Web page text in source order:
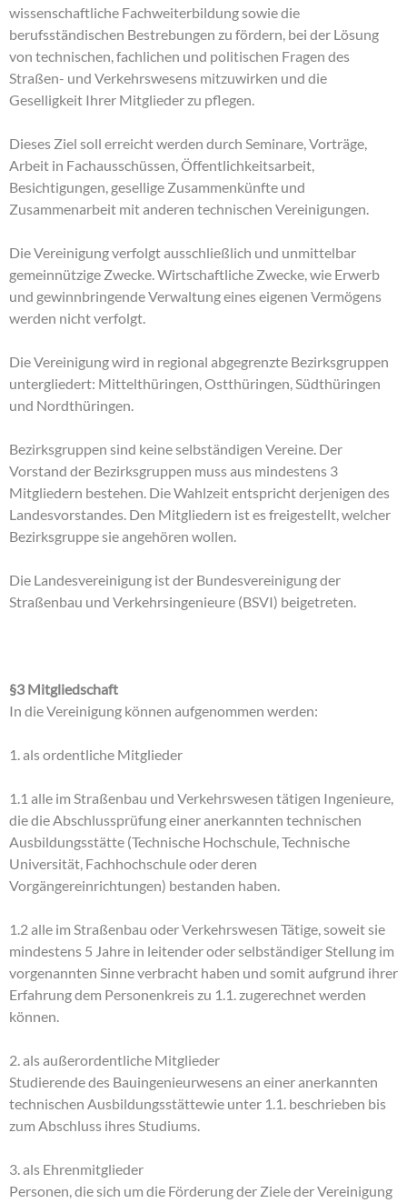
wissenschaftliche Fachweiterbildung sowie die
berufsständischen Bestrebungen zu fördern, bei der Lösung
von technischen, fachlichen und politischen Fragen des
Straßen- und Verkehrswesens mitzuwirken und die
Geselligkeit Ihrer Mitglieder zu pflegen.
Dieses Ziel soll erreicht werden durch Seminare, Vorträge,
Arbeit in Fachausschüssen, Öffentlichkeitsarbeit,
Besichtigungen, gesellige Zusammenkünfte und
Zusammenarbeit mit anderen technischen Vereinigungen.
Die Vereinigung verfolgt ausschließlich und unmittelbar
gemeinnützige Zwecke. Wirtschaftliche Zwecke, wie Erwerb
und gewinnbringende Verwaltung eines eigenen Vermögens
werden nicht verfolgt.
Die Vereinigung wird in regional abgegrenzte Bezirksgruppen
untergliedert: Mittelthüringen, Ostthüringen, Südthüringen
und Nordthüringen.
Bezirksgruppen sind keine selbständigen Vereine. Der
Vorstand der Bezirksgruppen muss aus mindestens 3
Mitgliedern bestehen. Die Wahlzeit entspricht derjenigen des
Landesvorstandes. Den Mitgliedern ist es freigestellt, welcher
Bezirksgruppe sie angehören wollen.
Die Landesvereinigung ist der Bundesvereinigung der
Straßenbau und Verkehrsingenieure (BSVI) beigetreten.
§3 Mitgliedschaft
In die Vereinigung können aufgenommen werden:
1. als ordentliche Mitglieder
1.1 alle im Straßenbau und Verkehrswesen tätigen Ingenieure,
die die Abschlussprüfung einer anerkannten technischen
Ausbildungsstätte (Technische Hochschule, Technische
Universität, Fachhochschule oder deren
Vorgängereinrichtungen) bestanden haben.
1.2 alle im Straßenbau oder Verkehrswesen Tätige, soweit sie
mindestens 5 Jahre in leitender oder selbständiger Stellung im
vorgenannten Sinne verbracht haben und somit aufgrund ihrer
Erfahrung dem Personenkreis zu 1.1. zugerechnet werden
können.
2. als außerordentliche Mitglieder
Studierende des Bauingenieurwesens an einer anerkannten
technischen Ausbildungsstättewie unter 1.1. beschrieben bis
zum Abschluss ihres Studiums.
3. als Ehrenmitglieder
Personen, die sich um die Förderung der Ziele der Vereinigung